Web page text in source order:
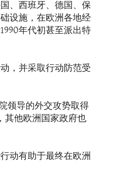
、西班牙、德国、保
设施，在欧洲各地经
年代初甚至派出特
，并采取行动防范受
领导的外交攻势取得
其他欧洲国家政府也
动有助于最终在欧洲